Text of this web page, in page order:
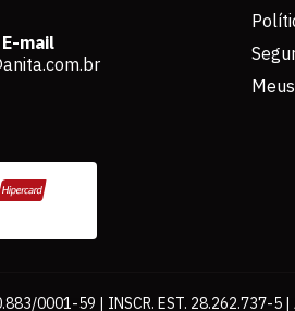
mail
0001-59 | INSCR. EST. 28.262.737-5